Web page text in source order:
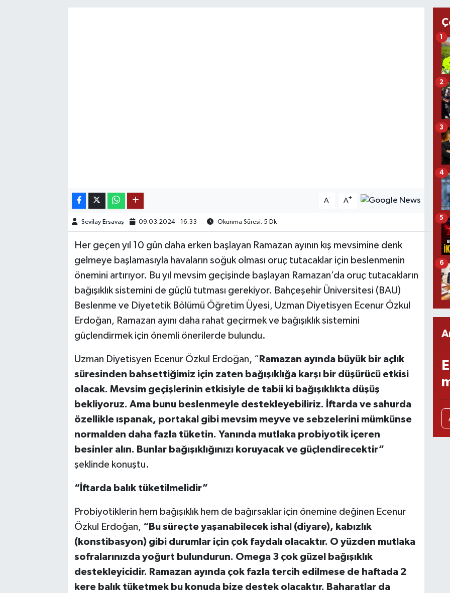
A- A+
Sevilay Ersavaş 09.03.2024 - 16:33 Okunma Süresi: 5 Dk
Her geçen yıl 10 gün daha erken başlayan Ramazan ayının kış mevsimine denk
gelmeye başlamasıyla havaların soğuk olması oruç tutacaklar için beslenmenin
önemini artırıyor. Bu yıl mevsim geçişinde başlayan Ramazan’da oruç tutacakların
bağışıklık sistemini de güçlü tutması gerekiyor. Bahçeşehir Üniversitesi (BAU)
Beslenme ve Diyetetik Bölümü Öğretim Üyesi, Uzman Diyetisyen Ecenur Özkul
Erdoğan, Ramazan ayını daha rahat geçirmek ve bağışıklık sistemini
güçlendirmek için önemli önerilerde bulundu.
Uzman Diyetisyen Ecenur Özkul Erdoğan, “ Ramazan ayında büyük bir açlık
süresinden bahsettiğimiz için zaten bağışıklığa karşı bir düşürücü etkisi
olacak. Mevsim geçişlerinin etkisiyle de tabii ki bağışıklıkta düşüş
bekliyoruz. Ama bunu beslenmeyle destekleyebiliriz. İftarda ve sahurda
özellikle ıspanak, portakal gibi mevsim meyve ve sebzelerini mümkünse
normalden daha fazla tüketin. Yanında mutlaka probiyotik içeren
besinler alın. Bunlar bağışıklığınızı koruyacak ve güçlendirecektir”
şeklinde konuştu.
“İftarda balık tüketilmelidir”
Probiyotiklerin hem bağışıklık hem de bağırsaklar için önemine değinen Ecenur
Özkul Erdoğan, “Bu süreçte yaşanabilecek ishal (diyare), kabızlık
(konstibasyon) gibi durumlar için çok faydalı olacaktır. O yüzden mutlaka
sofralarınızda yoğurt bulundurun. Omega 3 çok güzel bağışıklık
destekleyicidir. Ramazan ayında çok fazla tercih edilmese de haftada 2
kere balık tüketmek bu konuda bize destek olacaktır. Baharatlar da
1
2
3
4
5
6
OTOMOTİV